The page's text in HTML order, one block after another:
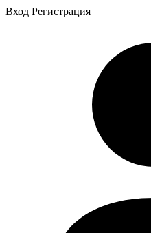
Вход Регистрация